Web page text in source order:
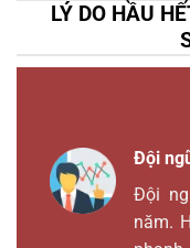
LÝ DO HẦU
Đội
Đội
năm.